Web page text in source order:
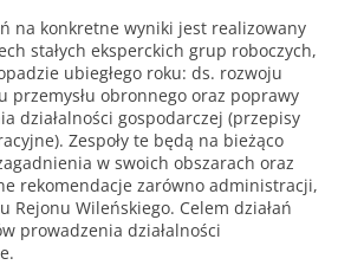
na konkretne wyniki jest realizowany
stałych eksperckich grup roboczych,
ubiegłego roku: ds. rozwoju
przemysłu obronnego oraz poprawy
działalności gospodarczej (przepisy
Zespoły te będą na bieżąco
w swoich obszarach oraz
rekomendacje zarówno administracji,
Rejonu Wileńskiego. Celem działań
prowadzenia działalności